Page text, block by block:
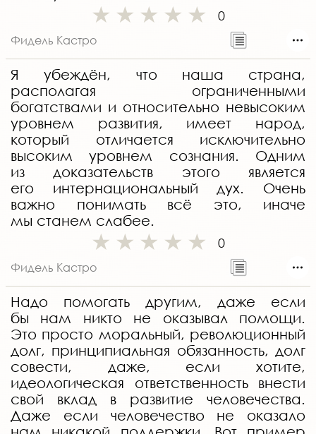
0
Фидель Кастро
Я убеждён, что наша страна,
располагая ограниченными
богатствами и относительно невысоким
уровнем развития, имеет народ,
который отличается исключительно
высоким уровнем сознания. Одним
из доказательств этого является
его интернациональный дух. Очень
важно понимать всё это, иначе
мы станем слабее.
0
Фидель Кастро
Надо помогать другим, даже если
бы нам никто не оказывал помощи.
Это просто моральный, революционный
долг, принципиальная обязанность, долг
совести, даже, если хотите,
идеологическая ответственность внести
свой вклад в развитие человечества.
Даже если человечество не оказало